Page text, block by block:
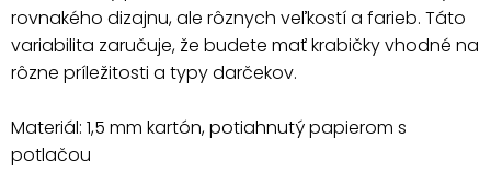
rovnakého dizajnu, ale rôznych veľkostí a farieb. Táto
variabilita zaručuje, že budete mať krabičky vhodné na
rôzne príležitosti a typy darčekov.
Materiál: 1,5 mm kartón, potiahnutý papierom s
potlačou